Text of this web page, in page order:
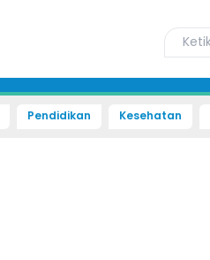
Pendidikan Kesehatan